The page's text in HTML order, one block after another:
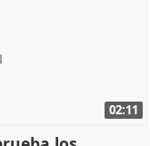
02:11